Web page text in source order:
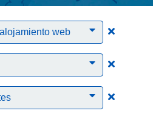
web Clic
Clic
Clic